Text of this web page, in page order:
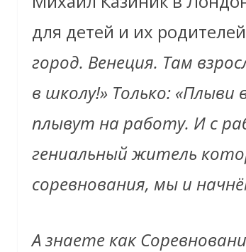
для детей и их
город. Венеция. Там
в школу!» Только:
плывут на работу. И с
гениальный житель
соревнования, мы и
А знаете как